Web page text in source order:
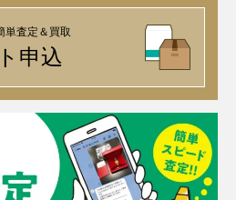
単査定＆買取
申込